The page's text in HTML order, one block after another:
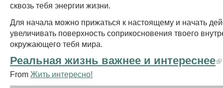
сквозь тебя энергии жизни.
Для начала можно прижаться к настоящему и начать
увеличивать поверхность соприкосновения твоего
окружающего тебя мира.
Реальная жизнь важнее и интереснее
From Жить интересно!